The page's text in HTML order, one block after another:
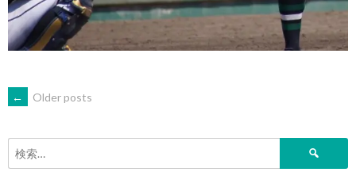
POSTS
NAVIGATION
← Older posts